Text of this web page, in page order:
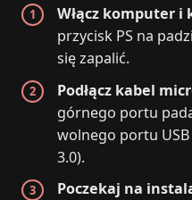
Włącz komputer
przycisk PS na
się zapalić.
Podłącz kabel
górnego portu
wolnego portu
3.0).
Poczekaj na